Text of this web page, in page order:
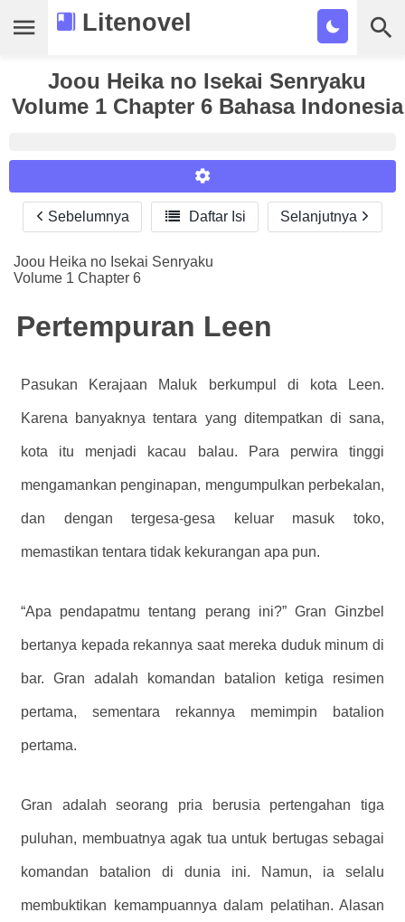
Litenovel
Daftar Novel
Tamat
Tags
Bookmark
Cari
Joou Heika no Isekai Senryaku
Volume 1 Chapter 6 Bahasa Indonesia
Reader Settings
Font :
Titillium Web
Size :
A+
Sebelumnya  Daftar Isi Selanjutnya
Joou Heika no Isekai Senryaku
Volume 1 Chapter 6
Pertempuran Leen
Pasukan Kerajaan Maluk berkumpul di kota Leen.
Karena banyaknya tentara yang ditempatkan di sana,
kota itu menjadi kacau balau. Para perwira tinggi
mengamankan penginapan, mengumpulkan perbekalan,
dan dengan tergesa-gesa keluar masuk toko,
memastikan tentara tidak kekurangan apa pun.
“Apa pendapatmu tentang perang ini?” Gran Ginzbel
bertanya kepada rekannya saat mereka duduk minum di
bar. Gran adalah komandan batalion ketiga resimen
pertama, sementara rekannya memimpin batalion
pertama.
Gran adalah seorang pria berusia pertengahan tiga
puluhan, membuatnya agak tua untuk bertugas sebagai
komandan batalion di dunia ini. Namun, ia selalu
membuktikan kemampuannya dalam pelatihan. Alasan